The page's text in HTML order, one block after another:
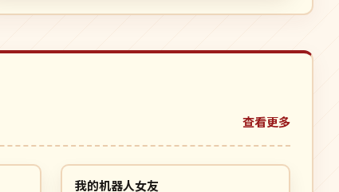
查看更多
10:52
日本
4K 99:42
我的机器人女友